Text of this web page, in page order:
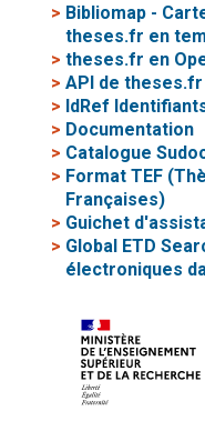
> Bibliomap -
theses.fr en
>theses.fr en
>API de theses.fr
> IdRef
> Documentation
> Catalogue
> Format TEF
Françaises)
> Guichet
> Global ETD
électroniques